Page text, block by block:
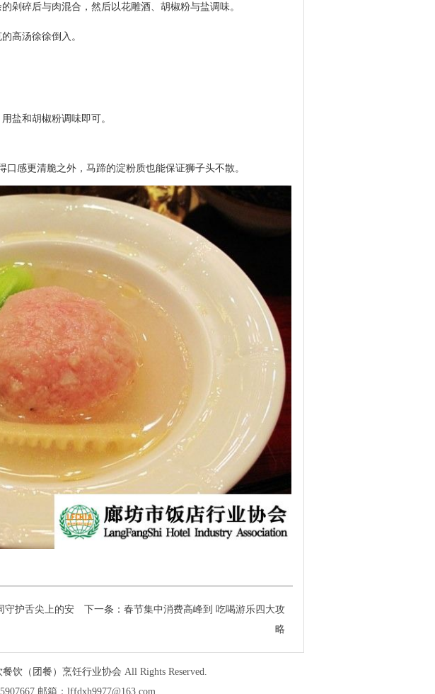
剁碎后与肉混合，然后以花雕酒、胡椒粉与盐调味。
的高汤徐徐倒入。
用盐和胡椒粉调味即可。
口 感更清脆之外，马蹄的淀粉质也能保证狮子头不散。
守护舌尖上的安
下一条： 春节集中消费高峰到 吃喝游乐四大攻
略
饮（团餐）烹饪行业协会 All Rights Reserved.
邮箱：lffdxh9977@163.com